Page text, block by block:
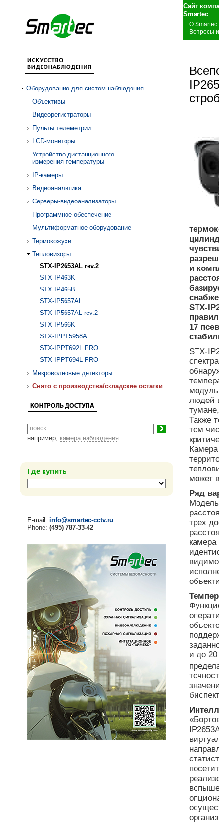
Сайт
О Smartec
Вопросы
Оборудование для систем наблюдения
Объективы
Видеорегистраторы
Пульты телеметрии
LCD-мониторы
Устройство дистанционного
измерения температуры
IP-камеры
Видеоаналитика
Серверы-видеоанализаторы
Программное обеспечение
Мультиформатное оборудование
Термокожухи
Тепловизоры
STX-IP2653AL rev.2
STX-IP463K
STX-IP465B
STX-IP5657AL
STX-IP5657AL rev.2
STX-IP566K
STX-IPPT5958AL
STX-IPPT692L PRO
STX-IPPT694L PRO
Микроволновые детекторы
Cнято с производства/складские остатки
например, камера наблюдения
Где купить
E-mail: info@smartec-cctv.ru
Phone: (495) 787-33-42
и
STX-
17
STX-
людей
Также
том
Камера
может
Ряд
Модель
трех
камера
и до